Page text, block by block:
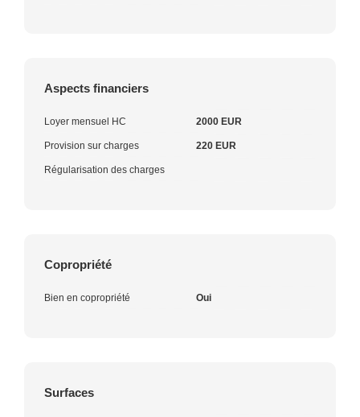
Aspects financiers
Loyer mensuel HC 2000 EUR
Provision sur charges 220 EUR
Régularisation des charges
Copropriété
Bien en copropriété Oui
Surfaces